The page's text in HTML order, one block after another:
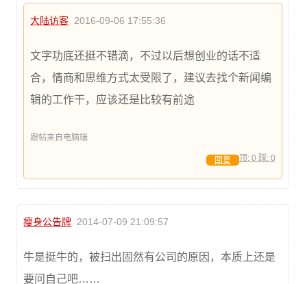
大陆访客 2016-09-06 17:55:36
文字功底还挺不错滴，不过以后想创业的话不适
合，情商和思维方式太受限了，建议去找个新闻编
辑的工作干，应该还是比较有前途
跟帖来自电脑端
顶: 0 踩: 0
回复
瘦身公告牌 2014-07-09 21:09:57
牛是挺牛的，被扫出固然有公司的原因，本质上还是
要问自己吧……